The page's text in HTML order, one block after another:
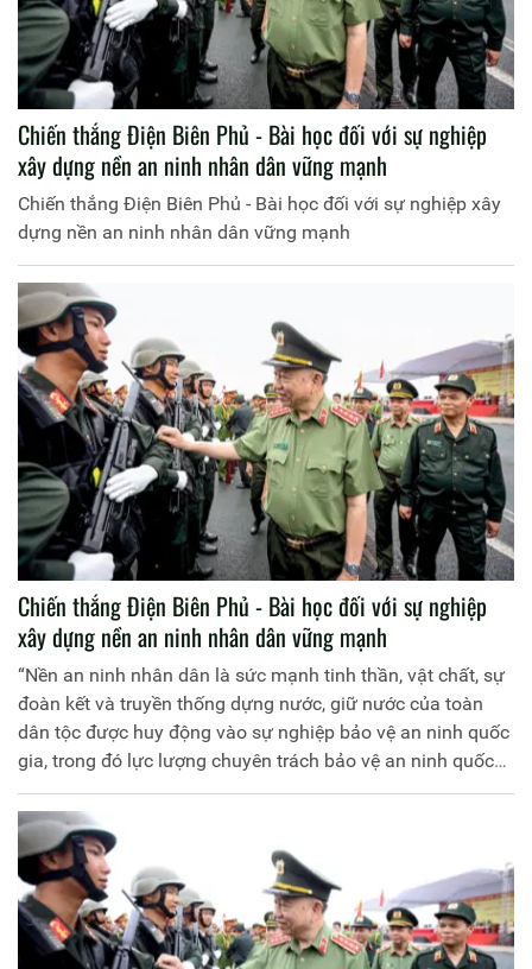
Chiến thắng Điện Biên Phủ - Bài học đối với sự nghiệp
xây dựng nền an ninh nhân dân vững mạnh
Chiến thắng Điện Biên Phủ - Bài học đối với sự nghiệp xây
dựng nền an ninh nhân dân vững mạnh
Chiến thắng Điện Biên Phủ - Bài học đối với sự nghiệp
xây dựng nền an ninh nhân dân vững mạnh
“Nền an ninh nhân dân là sức mạnh tinh thần, vật chất, sự
đoàn kết và truyền thống dựng nước, giữ nước của toàn
dân tộc được huy động vào sự nghiệp bảo vệ an ninh quốc
gia, trong đó lực lượng chuyên trách bảo vệ an ninh quốc
gia làm nòng cốt”(1).